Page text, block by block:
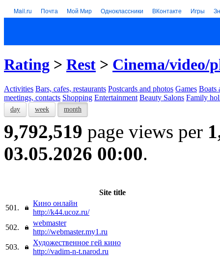
Mail.ru Почта Мой Мир Одноклассники ВКонтакте Игры
Rating > Rest > Cinema/video/
Activities Bars, cafes, restaurants Postcards and photos Games Boats
meetings, contacts Shopping Entertainment Beauty Salons Family
day week month
9,792,519 page views per
03.05.2026 00:00.
Site title
501.
Кино онлайн
http://k44.ucoz.ru/
502.
webmaster
http://webmaster.my1.ru
503.
Художественное гей кино
http://vadim-n-t.narod.ru